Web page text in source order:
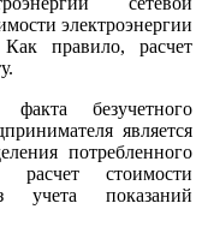
электроэнергии
правило, расчет
безучетного
является
потребленного
расчет стоимости
учета показаний